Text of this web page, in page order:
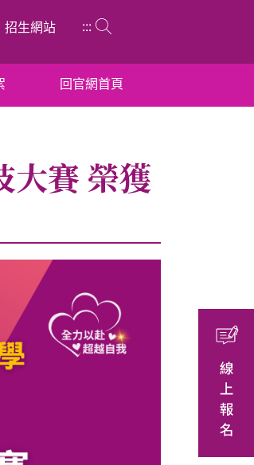
招生網站 :::
回官網首頁
大賽 榮獲